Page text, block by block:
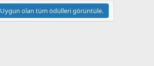
Uygun olan tüm ödülleri görüntüle.